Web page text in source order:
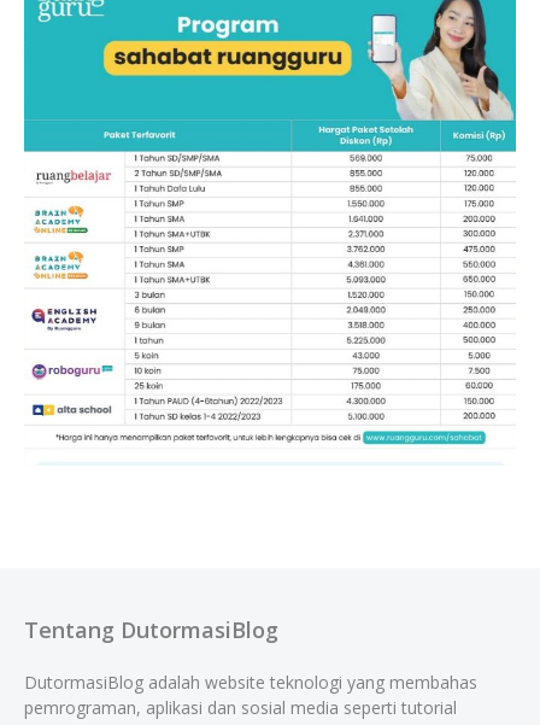
Tentang DutormasiBlog
DutormasiBlog adalah website teknologi yang membahas
pemrograman, aplikasi dan sosial media seperti tutorial